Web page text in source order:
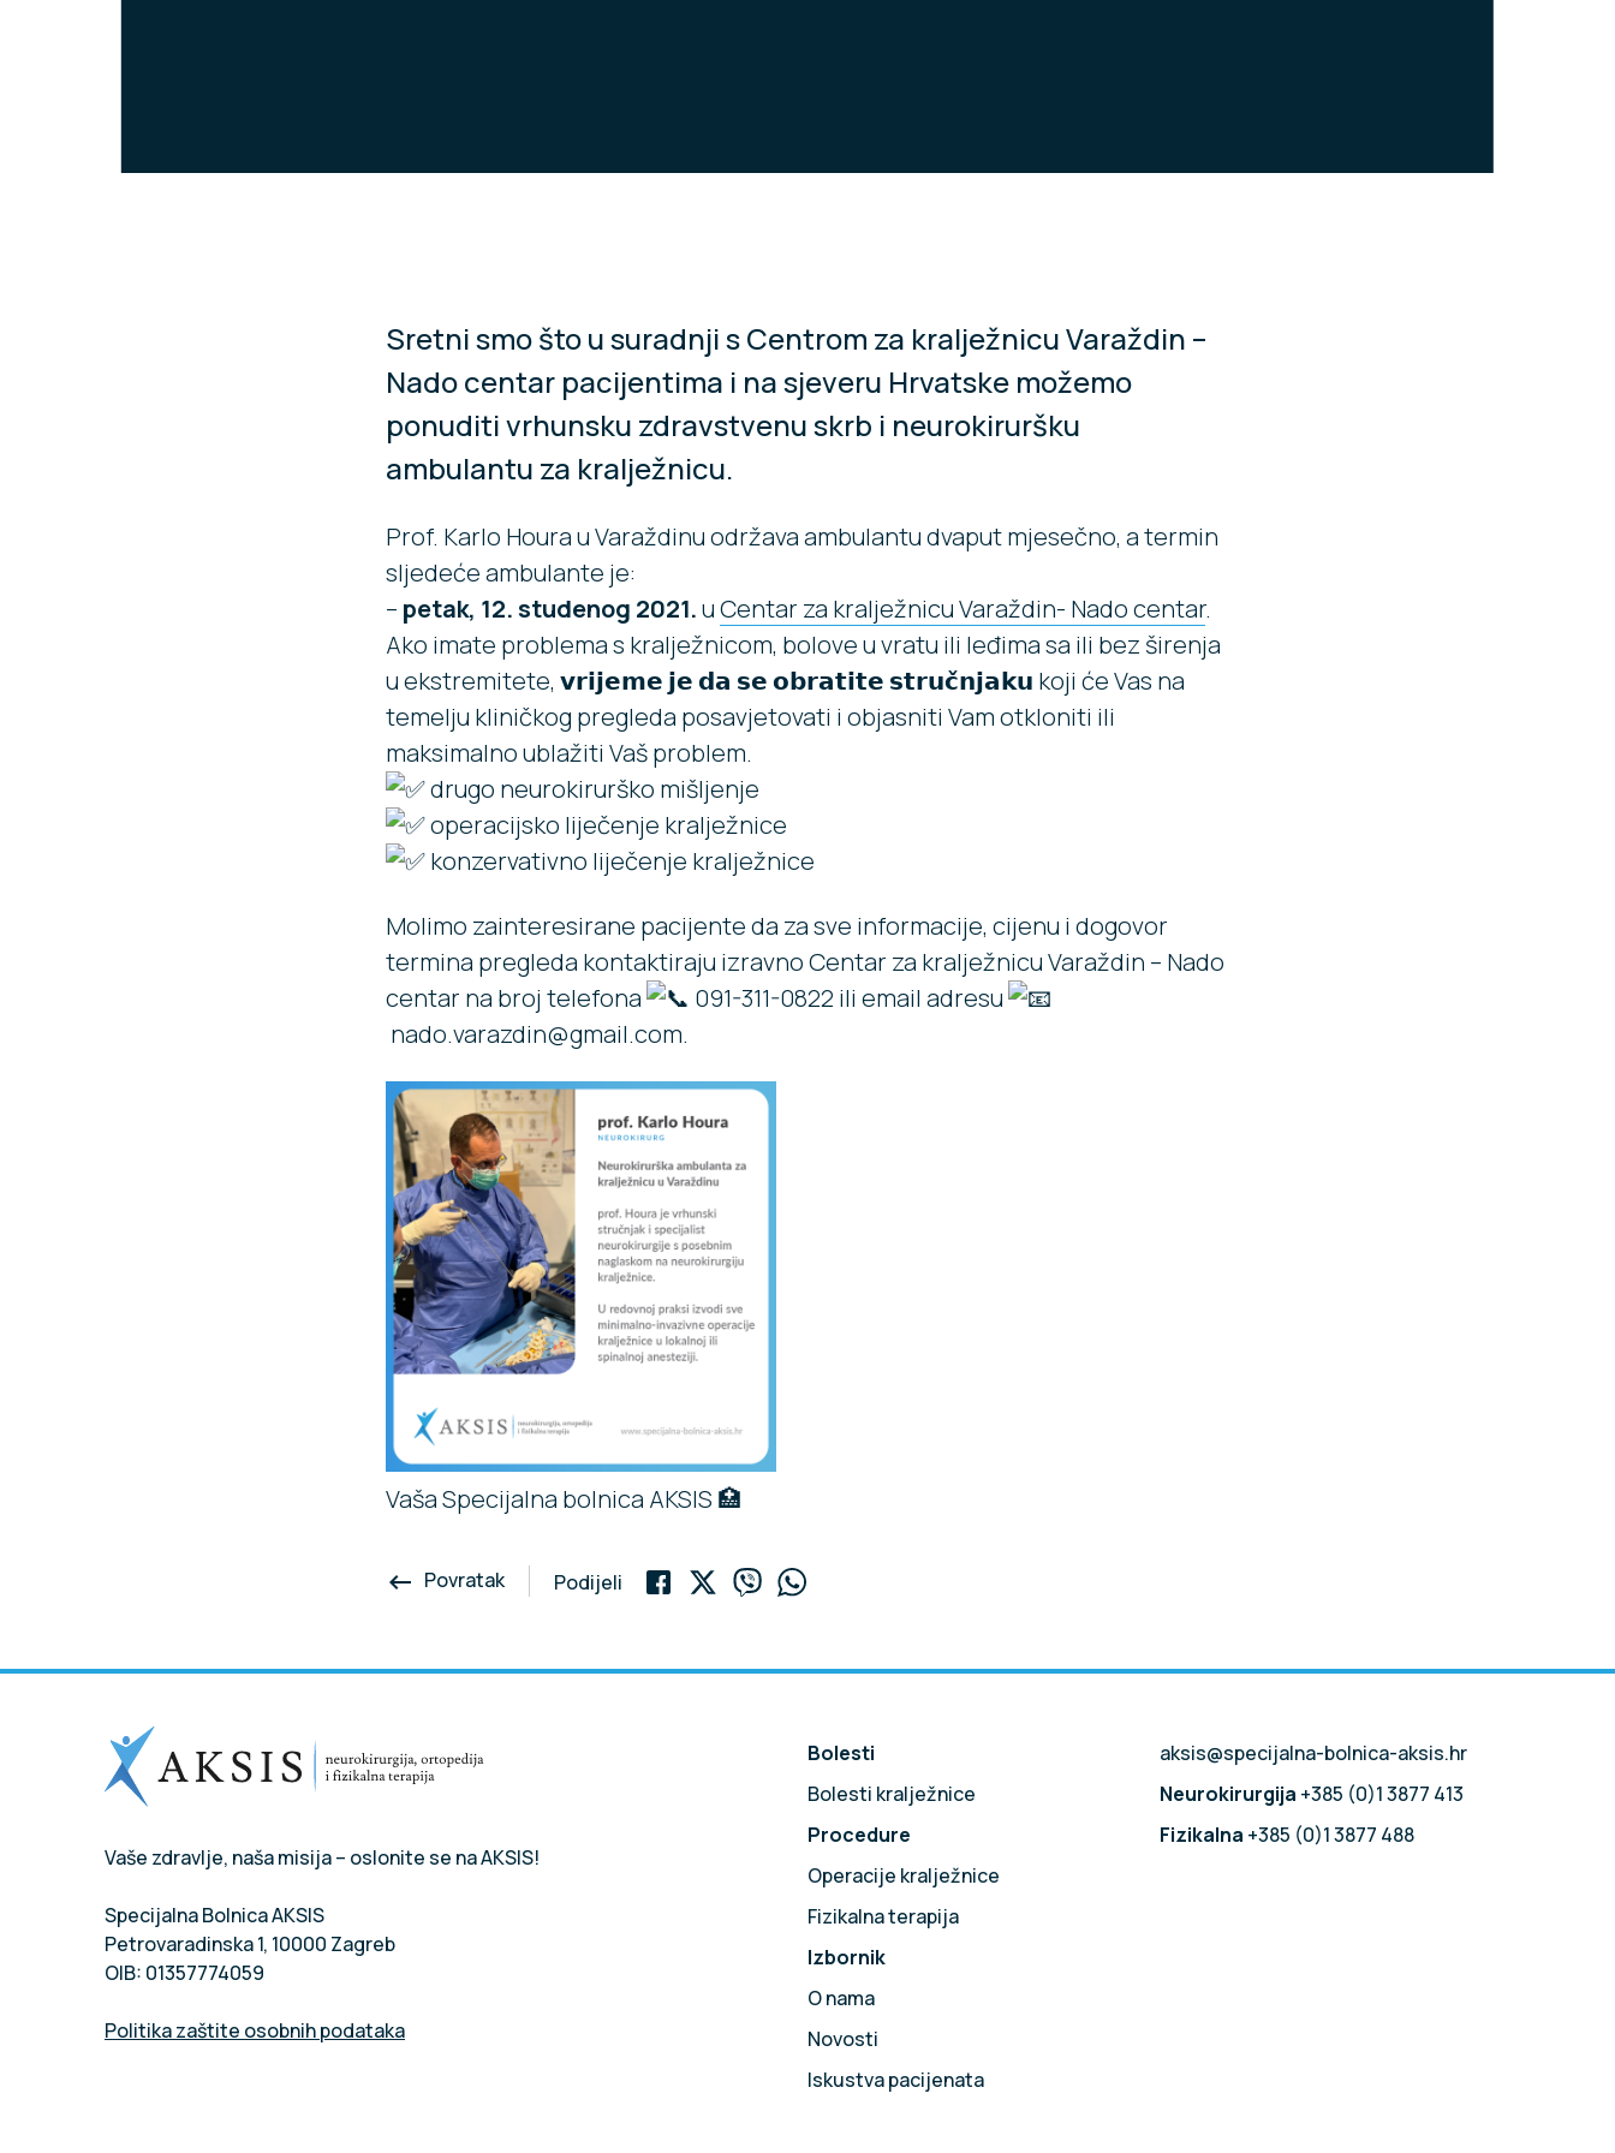
Sretni smo što u suradnji s Centrom za kralježnicu Varaždin –
Nado centar pacijentima i na sjeveru Hrvatske možemo
ponuditi vrhunsku zdravstvenu skrb i neurokiruršku
ambulantu za kralježnicu.
Prof. Karlo Houra u Varaždinu održava ambulantu dvaput mjesečno, a termin
sljedeće ambulante je:
– petak, 12. studenog 2021.uCentar za kralježnicu Varaždin- Nado centar.
Ako imate problema s kralježnicom, bolove u vratu ili leđima sa ili bez širenja
u ekstremitete, 𝘃𝗿𝗶𝗷𝗲𝗺𝗲 𝗷𝗲 𝗱𝗮 𝘀𝗲 𝗼𝗯𝗿𝗮𝘁𝗶𝘁𝗲 𝘀𝘁𝗿𝘂𝗰̌𝗻𝗷𝗮𝗸𝘂 koji će Vas na
temelju kliničkog pregleda posavjetovati i objasniti Vam otkloniti ili
maksimalno ublažiti Vaš problem.
drugo neurokirurško mišljenje
operacijsko liječenje kralježnice
konzervativno liječenje kralježnice
Molimo zainteresirane pacijente da za sve informacije, cijenu i dogovor
termina pregleda kontaktiraju izravnoCentar za kralježnicu Varaždin – Nado
centar na broj telefona
091-311-0822 ili email adresu
nado.varazdin@gmail.com.
Vaša Specijalna bolnica AKSIS 🏥
keyboard_backspace Povratak Podijeli
Vaše zdravlje, naša misija – oslonite se na AKSIS!
Specijalna Bolnica AKSIS
Petrovaradinska 1, 10000 Zagreb
OIB: 01357774059
Politika zaštite osobnih podataka
Bolesti
Bolesti kralježnice
Procedure
Operacije kralježnice
Fizikalna terapija
Izbornik
O nama
Novosti
Iskustva pacijenata
aksis@specijalna-bolnica-aksis.hr
Neurokirurgija +385 (0)1 3877 413
Fizikalna +385 (0)1 3877 488